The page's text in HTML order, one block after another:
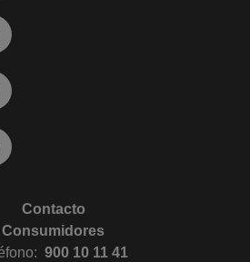
a Linkedin (abre en ventana nueva)
al Blog (abre en ventana nueva)
a Instagram (abre en ventana nueva)
Contacto
Consumidores
900 10 11 41